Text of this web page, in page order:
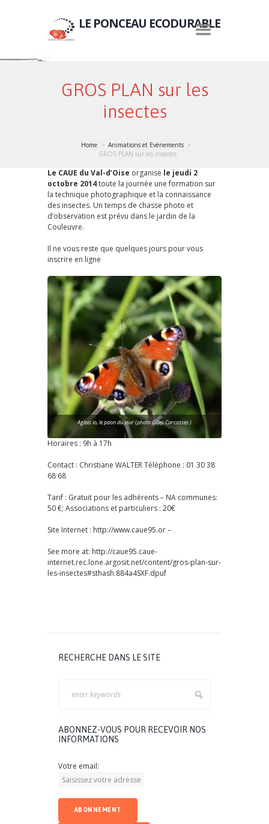
LE PONCEAU ECODURABLE
GROS PLAN sur les
insectes
Home
Animations et Evénements
GROS PLAN sur les insectes
Le CAUE du Val-d’Oise organise le jeudi 2
octobre 2014toute la journée une formation sur
la technique photographique et la connaissance
des insectes. Un temps de chasse photo et
d’observation est prévu dans le jardin de la
Couleuvre.
Il ne vous reste que quelques jours pour vous
inscrire en ligne
Aglais io, le paon du jour (photo Gilles Carcasses )
Horaires : 9h à 17h
Contact : Christiane WALTER Téléphone : 01 30 38
68 68
Tarif : Gratuit pour les adhérents – NA communes:
50 €; Associations et particuliers : 20€
Site Internet : http://www.caue95.or –
See more at: http://caue95.caue-
internet.rec.lone.argosit.net/content/gros-plan-sur-
les-insectes#sthash.884a4SXF.dpuf
RECHERCHE DANS LE SITE
ABONNEZ-VOUS POUR RECEVOIR NOS
INFORMATIONS
Votre email: